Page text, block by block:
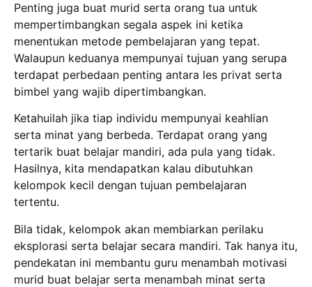
Penting juga buat murid serta orang tua untuk
mempertimbangkan segala aspek ini ketika
menentukan metode pembelajaran yang tepat.
Walaupun keduanya mempunyai tujuan yang serupa
terdapat perbedaan penting antara les privat serta
bimbel yang wajib dipertimbangkan.
Ketahuilah jika tiap individu mempunyai keahlian
serta minat yang berbeda. Terdapat orang yang
tertarik buat belajar mandiri, ada pula yang tidak.
Hasilnya, kita mendapatkan kalau dibutuhkan
kelompok kecil dengan tujuan pembelajaran
tertentu.
Bila tidak, kelompok akan membiarkan perilaku
eksplorasi serta belajar secara mandiri. Tak hanya itu,
pendekatan ini membantu guru menambah motivasi
murid buat belajar serta menambah minat serta